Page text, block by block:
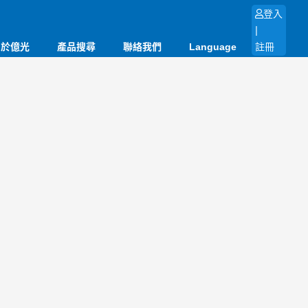
億光 產品搜尋 聯絡我們 Language
登入
|
註冊